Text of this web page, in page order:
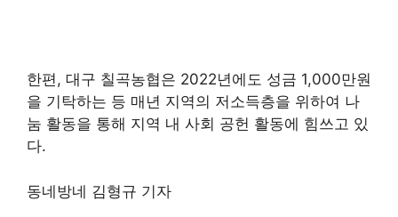
한편, 대구 칠곡농협은 2022년에도 성금 1,000만원
을 기탁하는 등 매년 지역의 저소득층을 위하여 나
눔 활동을 통해 지역 내 사회 공헌 활동에 힘쓰고 있
다.
동네방네 김형규 기자